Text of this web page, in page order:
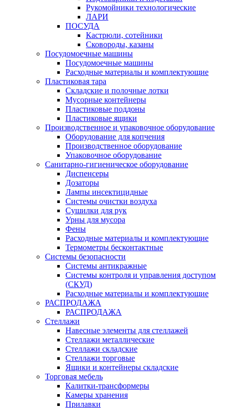
Рукомойники технологические
ЛАРИ
ПОСУДА
Кастрюли, сотейники
Сковороды, казаны
Посудомоечные машины
Посудомоечные машины
Расходные материалы и комплектующие
Пластиковая тара
Складские и полочные лотки
Мусорные контейнеры
Пластиковые поддоны
Пластиковые ящики
Производственное и упаковочное оборудование
Оборудование для копчения
Производственное оборудование
Упаковочное оборудование
Санитарно-гигиеническое оборудование
Диспенсеры
Дозаторы
Лампы инсектицидные
Системы очистки воздуха
Сушилки для рук
Урны для мусора
Фены
Расходные материалы и комплектующие
Термометры бесконтактные
Системы безопасности
Системы антикражные
Системы контроля и управления доступом
(СКУД)
Расходные материалы и комплектующие
РАСПРОДАЖА
РАСПРОДАЖА
Стеллажи
Навесные элементы для стеллажей
Стеллажи металлические
Стеллажи складские
Стеллажи торговые
Ящики и контейнеры складские
Торговая мебель
Калитки-трансформеры
Камеры хранения
Прилавки